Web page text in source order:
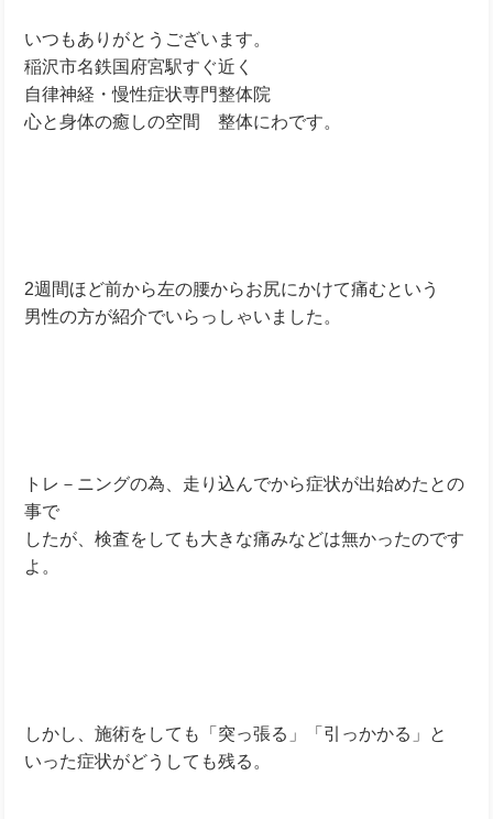
いつもありがとうございます。
稲沢市名鉄国府宮駅すぐ近く
自律神経・慢性症状専門整体院
心と身体の癒しの空間 整体にわです。
2週間ほど前から左の腰からお尻にかけて痛むという
男性の方が紹介でいらっしゃいました。
トレ－ニングの為、走り込んでから症状が出始めたとの
事で
したが、検査をしても大きな痛みなどは無かったのです
よ。
しかし、施術をしても「突っ張る」「引っかかる」と
いった症状がどうしても残る。